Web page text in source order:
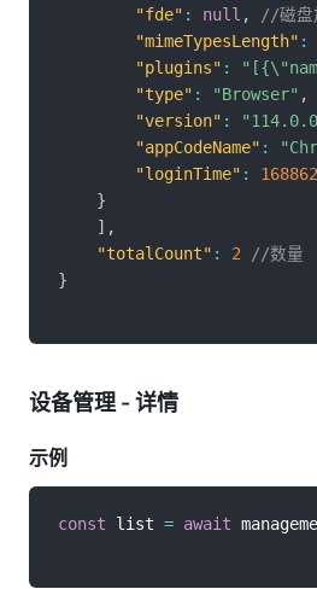
"fde" : null ,
//磁盘
"mimeTypesLength" :
"plugins" :
"type" : "Browser" ,
"version" :
"appCodeName" :
"loginTime" :
}
] ,
"totalCount" : 2
//数量
}
设备管理 - 详情
示例
const list = await